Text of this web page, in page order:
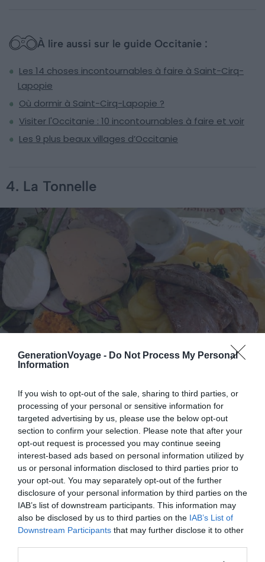
GenerationVoyage - Do Not Process My Personal
Information
If you wish to opt-out of the sale, sharing to third parties, or
processing of your personal or sensitive information for
targeted advertising by us, please use the below opt-out
section to confirm your selection. Please note that after your
opt-out request is processed you may continue seeing
interest-based ads based on personal information utilized by
us or personal information disclosed to third parties prior to
your opt-out. You may separately opt-out of the further
disclosure of your personal information by third parties on the
IAB’s list of downstream participants. This information may
also be disclosed by us to third parties on the IAB’s List of
Downstream Participants that may further disclose it to other
À lire aussi sur le guide Occitanie :
Les 14 choses incontournables à faire à Saint-Cirq-
Lapopie
Où dormir à Saint-Cirq-Lapopie ?
Visiter l'Occitanie : 10 incontournables à faire et voir
Les 9 plus beaux villages d’Occitanie
4. La Tonnelle
Crédit photo : Instagram – ken_eat_291
Adresse :Rue de la Peyrolerie
Tarifs :€€
Avis : ★★★★
L’établissement vous séduira d’abord par son cadre.
Vous déjeunerez ou dînerez ici à l’ombre de treilles de
vignes séculaires, et installées à des tables couvertes de
céramiques colorées. L’établissement vous propose